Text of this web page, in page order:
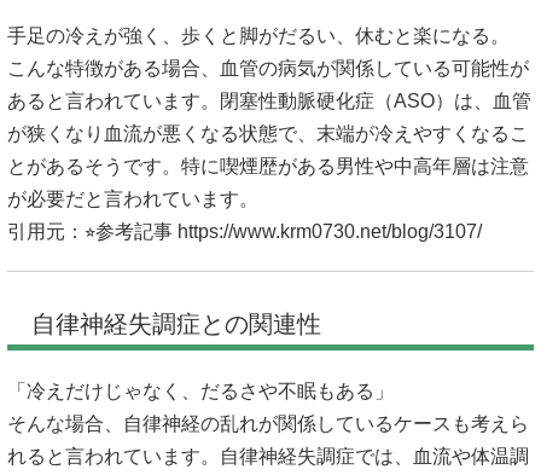
手足の冷えが強く、歩くと脚がだるい、休むと楽になる。
こんな特徴がある場合、血管の病気が関係している可能性が
あると言われています。閉塞性動脈硬化症（ASO）は、血管
が狭くなり血流が悪くなる状態で、末端が冷えやすくなるこ
とがあるそうです。特に喫煙歴がある男性や中高年層は注意
が必要だと言われています。
引用元：⭐︎参考記事 https://www.krm0730.net/blog/3107/
自律神経失調症との関連性
「冷えだけじゃなく、だるさや不眠もある」
そんな場合、自律神経の乱れが関係しているケースも考えら
れると言われています。自律神経失調症では、血流や体温調